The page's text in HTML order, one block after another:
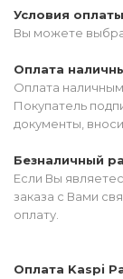
Условия оплаты
Вы можете
Оплата
Оплата
Покупатель
документы,
Безналичный
Если Вы
заказа с Вами
оплату.
Оплата Kaspi